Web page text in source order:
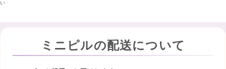
い
ミニピルの配送について